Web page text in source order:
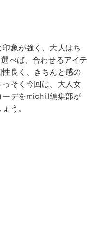
印象が強く、大人はち
べば、合わせるアイテ
良く、きちんと感の
そく今回は、大人女
ーデをmichill編集部が
う。